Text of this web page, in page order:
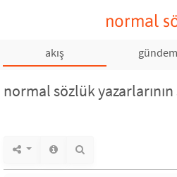
normal
akış gündem
normal sözlük